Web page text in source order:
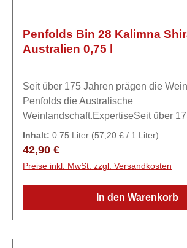
Penfolds Bin 28 Kalimna
Australien 0,75 l
Seit über 175 Jahren prägen die
Penfolds die Australische
Weinlandschaft.ExpertiseSeit über
prägen die Weine von Penfolds die
Weinlandschaft.
Inhalt: 0.75 Liter (57,20 € / 1 Liter)
Regulärer Preis:
42,90 €
Preise inkl. MwSt. zzgl. Versandkosten
In den Warenkorb